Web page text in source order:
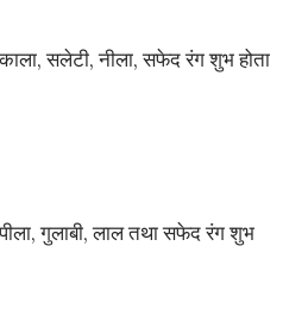
काला,सलेटी,नीला,सफेदरंगशुभहोता
पीला,गुलाबी,लालतथासफेदरंगशुभ